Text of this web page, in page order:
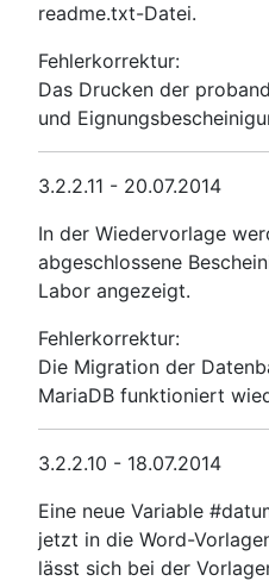
readme.txt-Datei.
Fehlerkorrektur:
Das Drucken der
und
3.2.2.11 - 20.07.2014
In der Wiedervorlage
abgeschlossene
Labor angezeigt.
Fehlerkorrektur:
Die Migration der
MariaDB funktioniert
3.2.2.10 - 18.07.2014
Eine neue Variable
jetzt in die Word-
lässt sich bei der